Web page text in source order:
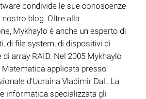
condivide le sue conoscenze
blog. Oltre alla
Mykhaylo è anche un esperto di
di file system, di dispositivi di
array RAID. Nel 2005 Mykhaylo
Matematica applicata presso
d'Ucraina Vladimir Dal'. La
informatica specializzata gli